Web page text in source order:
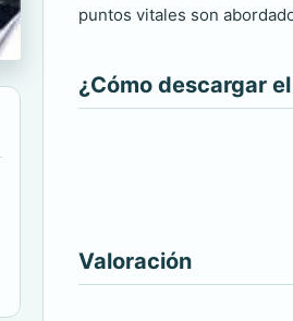
puntos vitales son
¿Cómo descargar
Valoración